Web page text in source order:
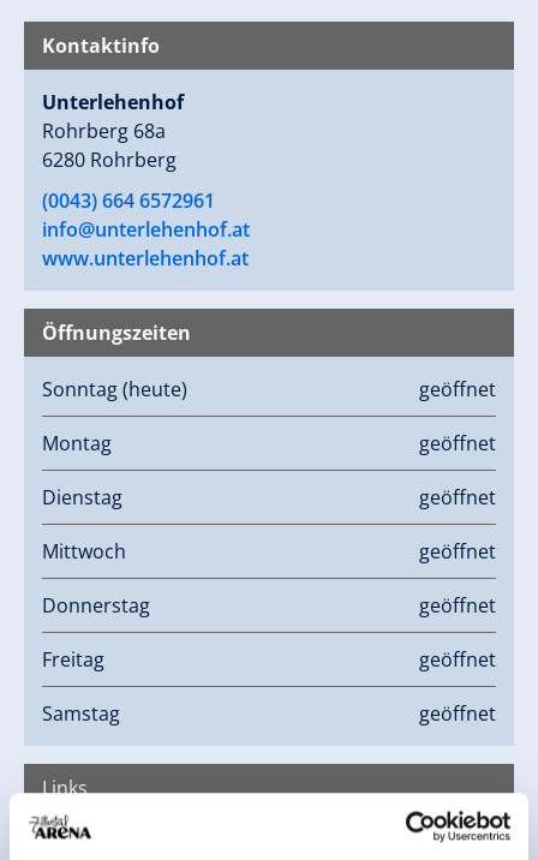
Kontaktinfo
Unterlehenhof
Rohrberg 68a
6280 Rohrberg
(0043) 664 6572961
info@unterlehenhof.at
www.unterlehenhof.at
Öffnungszeiten
Sonntag(heute) geöffnet
Montag geöffnet
Dienstag geöffnet
Mittwoch geöffnet
Donnerstag geöffnet
Freitag geöffnet
Samstag geöffnet
Links
Homepage